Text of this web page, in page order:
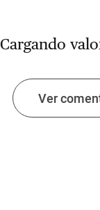
Cargando
Ver